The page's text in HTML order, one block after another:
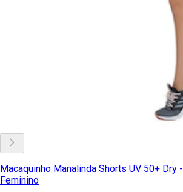
Macaquinho Manalinda Shorts UV 50+ Dry -
Feminino